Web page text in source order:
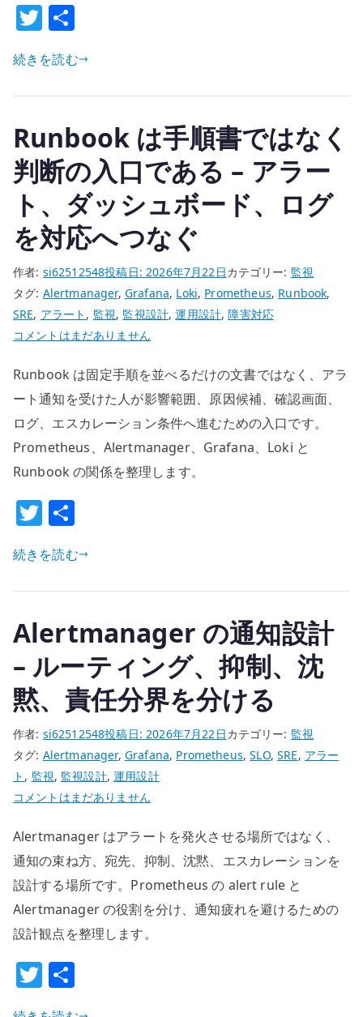
Calico
BGP
+
eBPF
環
で
ど
う
考
え
る
へ
の
T
w
it
te
続きを読む
Runbook は手順書ではなく
判断の入口である – アラー
ト、ダッシュボード、ログ
を対応へつなぐ
作者: si62512548投稿日:2026年7月22日カテゴリー: 監視
タグ: Alertmanager, Grafana, Loki, Prometheus, Runbook,
SRE, アラート , 監視, 監視設計,運用設計,障害対応
Runbook
手
順
書
で
な
く
判
断
の
入
で
る
–
ア
ラ
ー
ト、
ダ
シ
ュ
ボ
ー
ド、
ロ
グ
を
対
コメントはまだありません
Runbook は固定手順を並べるだけの文書ではなく、アラ
ート通知を受けた人が影響範囲、原因候補、確認画面、
ログ、エスカレーション条件へ進むための入口です。
Prometheus、Alertmanager、Grafana、Loki と
Runbook の関係を整理します。
T
w
it
te
続きを読む
Alertmanager の通知設計
– ルーティング、抑制、沈
黙、責任分界を分ける
作者: si62512548投稿日:2026年7月22日カテゴリー: 監視
タグ: Alertmanager, Grafana, Prometheus,SLO,SRE, アラー
ト , 監視, 監視設計,運用設計
Alertmanager
通
知
設
計
ル
ー
テ
ィ
コメントはまだありません
Alertmanager はアラートを発火させる場所ではなく、
通知の束ね方、宛先、抑制、沈黙、エスカレーションを
設計する場所です。Prometheus の alert rule と
Alertmanager の役割を分け、通知疲れを避けるための
設計観点を整理します。
T
w